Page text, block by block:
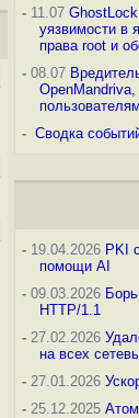
-11.07
уязвимости в
права root и
-08.07
пользователям
- Сводка
-19.04.2026 PKI
помощи AI
-09.03.2026
HTTP/1.1
-27.02.2026
на всех
-27.01.2026
-25.12.2025